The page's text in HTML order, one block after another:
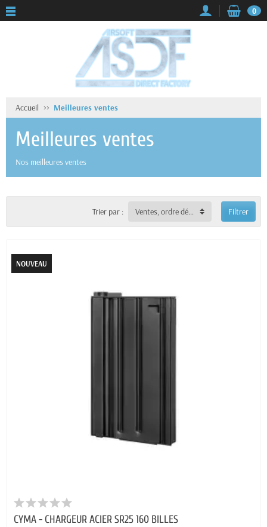
0
Accueil Meilleures ventes
Meilleures ventes
Nos meilleures ventes
Trier par : Ventes, ordre décroissant Filtrer
NOUVEAU
CYMA - CHARGEUR ACIER SR25 160 BILLES